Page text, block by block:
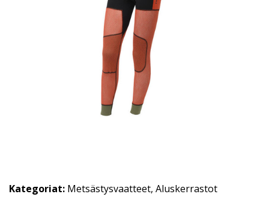
Kategoriat: Metsästysvaatteet, Aluskerrastot